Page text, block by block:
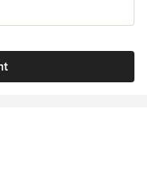
Sternen